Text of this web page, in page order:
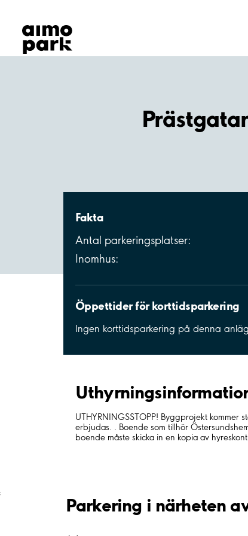
Hitta parkering
Samarbete
Kundservice
Fakta
Antal parkeringsplatser:
Inomhus:
Öppettider för korttidsparkering
Ingen korttidsparkering på denna
UTHYRNINGSSTOPP! Byggprojekt kommer
erbjudas. . Boende som tillhör
boende måste skicka in en kopia av
;
Parkering i närheten